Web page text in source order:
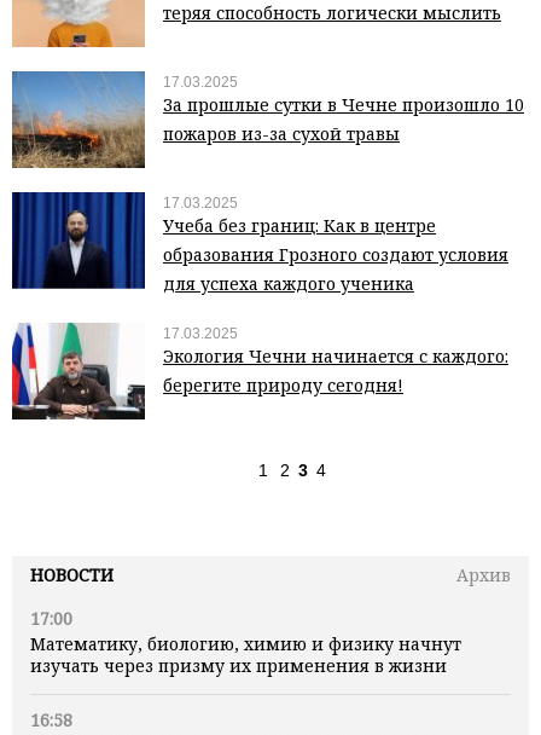
НОВОСТИ
Архив
17:00
Математику, биологию, химию и физику начнут
изучать через призму их применения в жизни
16:58
теряя способность логически мыслить
17.03.2025
За прошлые сутки в Чечне произошло 10
пожаров из-за сухой травы
17.03.2025
Учеба без границ: Как в центре
образования Грозного создают условия
для успеха каждого ученика
17.03.2025
Экология Чечни начинается с каждого:
берегите природу сегодня!
1 2 3 4